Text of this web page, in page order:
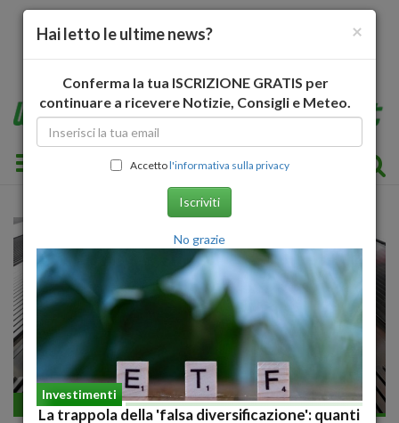
Toggle navigation
Economia generale
×
Hai letto le ultime news?
Conferma la tua ISCRIZIONE GRATIS per
continuare a ricevere Notizie, Consigli e Meteo.
Accettol'informativa sulla privacy
Iscriviti
No grazie
Investimenti
La trappola della 'falsa diversificazione': quanti